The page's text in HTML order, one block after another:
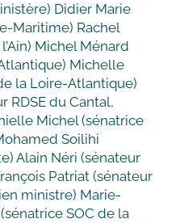
Didier Marie
Maritime) Rachel
Michel Ménard
Michelle
la Loire-Atlantique)
RDSE du Cantal,
Michel (sénatrice
Soilihi
Alain Néri (sénateur
Patriat (sénateur
ministre) Marie-
SOC de la